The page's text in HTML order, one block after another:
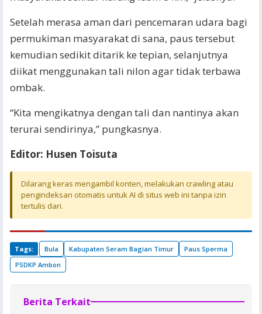
Setelah merasa aman dari pencemaran udara bagi
permukiman masyarakat di sana, paus tersebut
kemudian sedikit ditarik ke tepian, selanjutnya
diikat menggunakan tali nilon agar tidak terbawa
ombak.
“Kita mengikatnya dengan tali dan nantinya akan
terurai sendirinya,” pungkasnya.
Editor: Husen Toisuta
Dilarang keras mengambil konten, melakukan crawling atau
pengindeksan otomatis untuk AI di situs web ini tanpa izin
tertulis dari.
Tags: Bula Kabupaten Seram Bagian Timur
Paus Sperma
PSDKP Ambon
Berita Terkait